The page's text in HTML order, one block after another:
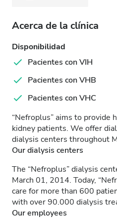
Acerca de la clínica
Disponibilidad
Pacientes con VIH
Pacientes con VHB
Pacientes con VHC
“Nefroplus” aims to provide
kidney patients. We offer
dialysis centers throughout
Our dialysis centers
The “Nefroplus” dialysis
March 01, 2014. Today,
care for more than 600
with over 90.000 dialysis
Our employees